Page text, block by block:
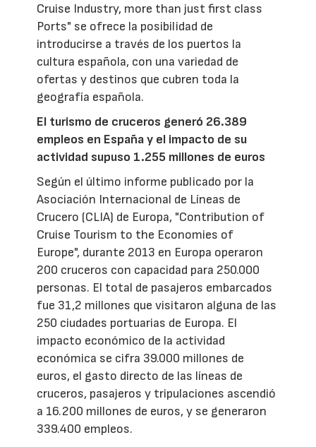
Cruise Industry, more than just first class
Ports" se ofrece la posibilidad de
introducirse a través de los puertos la
cultura española, con una variedad de
ofertas y destinos que cubren toda la
geografía española.
El turismo de cruceros generó 26.389
empleos en España y el impacto de su
actividad supuso 1.255 millones de euros
Según el último informe publicado por la
Asociación Internacional de Líneas de
Crucero (CLIA) de Europa, "Contribution of
Cruise Tourism to the Economies of
Europe", durante 2013 en Europa operaron
200 cruceros con capacidad para 250.000
personas. El total de pasajeros embarcados
fue 31,2 millones que visitaron alguna de las
250 ciudades portuarias de Europa. El
impacto económico de la actividad
económica se cifra 39.000 millones de
euros, el gasto directo de las líneas de
cruceros, pasajeros y tripulaciones ascendió
a 16.200 millones de euros, y se generaron
339.400 empleos.